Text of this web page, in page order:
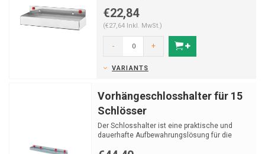
€22,84
(€27,64 Inkl. MwSt.)
- +
VARIANTS
Vorhängeschlosshalter für 15
Schlösser
Der Schlosshalter ist eine praktische und
dauerhafte Aufbewahrungslösung für die